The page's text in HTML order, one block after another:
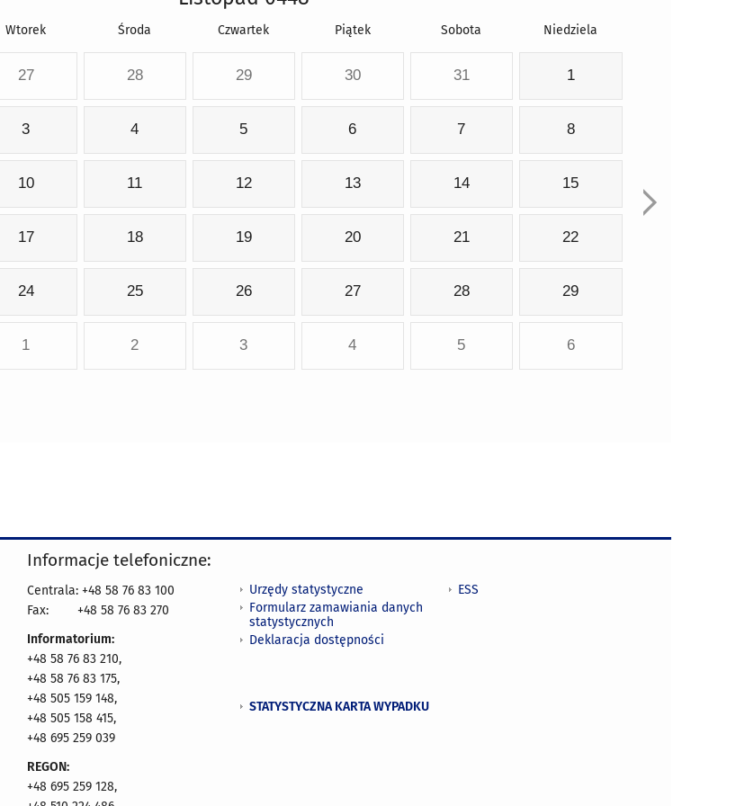
Wtorek Środa Czwartek Piątek Sobota Niedziela
27 28 29 30 31 1
3 4 5 6 7 8
10 11 12 13 14 15
17 18 19 20 21 22
24 25 26 27 28 29
1 2 3 4 5 6
Informacje telefoniczne:
Centrala: +48 58 76 83 100
Fax:
+48 58 76 83 270
Informatorium:
+48 58 76 83 210,
+48 58 76 83 175,
+48 505 159 148,
+48 505 158 415,
+48 695 259 039
REGON:
+48 695 259 128,
Urzędy statystyczne
Formularz zamawiania danych
statystycznych
Deklaracja dostępności
STATYSTYCZNA KARTA WYPADKU
ESS